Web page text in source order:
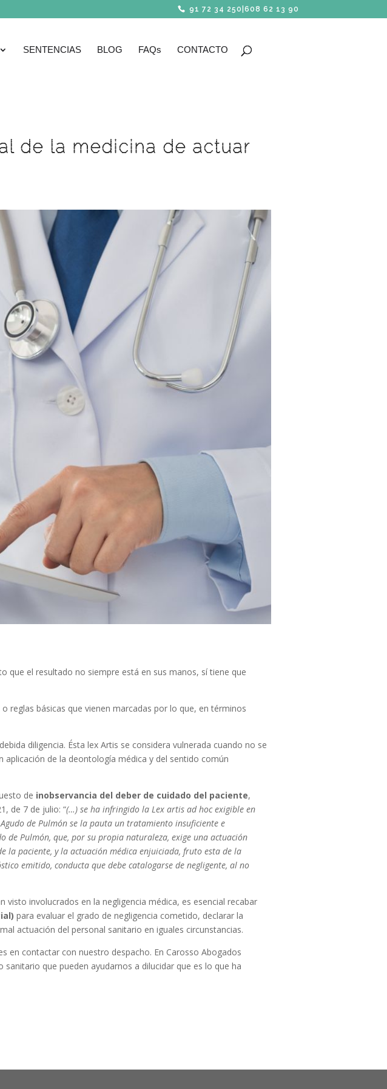
91 72 34 250 608 62 13 90
SENTENCIAS BLOG FAQs CONTACTO
de la medicina de actuar
que el resultado no siempre está en sus manos, sí tiene que
reglas básicas que vienen marcadas por lo que, en términos
diligencia. Ésta lex Artis se considera vulnerada cuando no se
aplicación de la deontología médica y del sentido común
de inobservancia del deber de cuidado del paciente,
de 7 de julio: “(…) se ha infringido la Lex artis ad hoc exigible en
de Pulmón se la pauta un tratamiento insuficiente e
de Pulmón, que, por su propia naturaleza, exige una actuación
paciente, y la actuación médica enjuiciada, fruto esta de la
emitido, conducta que debe catalogarse de negligente, al no
visto involucrados en la negligencia médica, es esencial recabar
para evaluar el grado de negligencia cometido, declarar la
actuación del personal sanitario en iguales circunstancias.
en contactar con nuestro despacho. En Carosso Abogados
sanitario que pueden ayudarnos a dilucidar que es lo que ha